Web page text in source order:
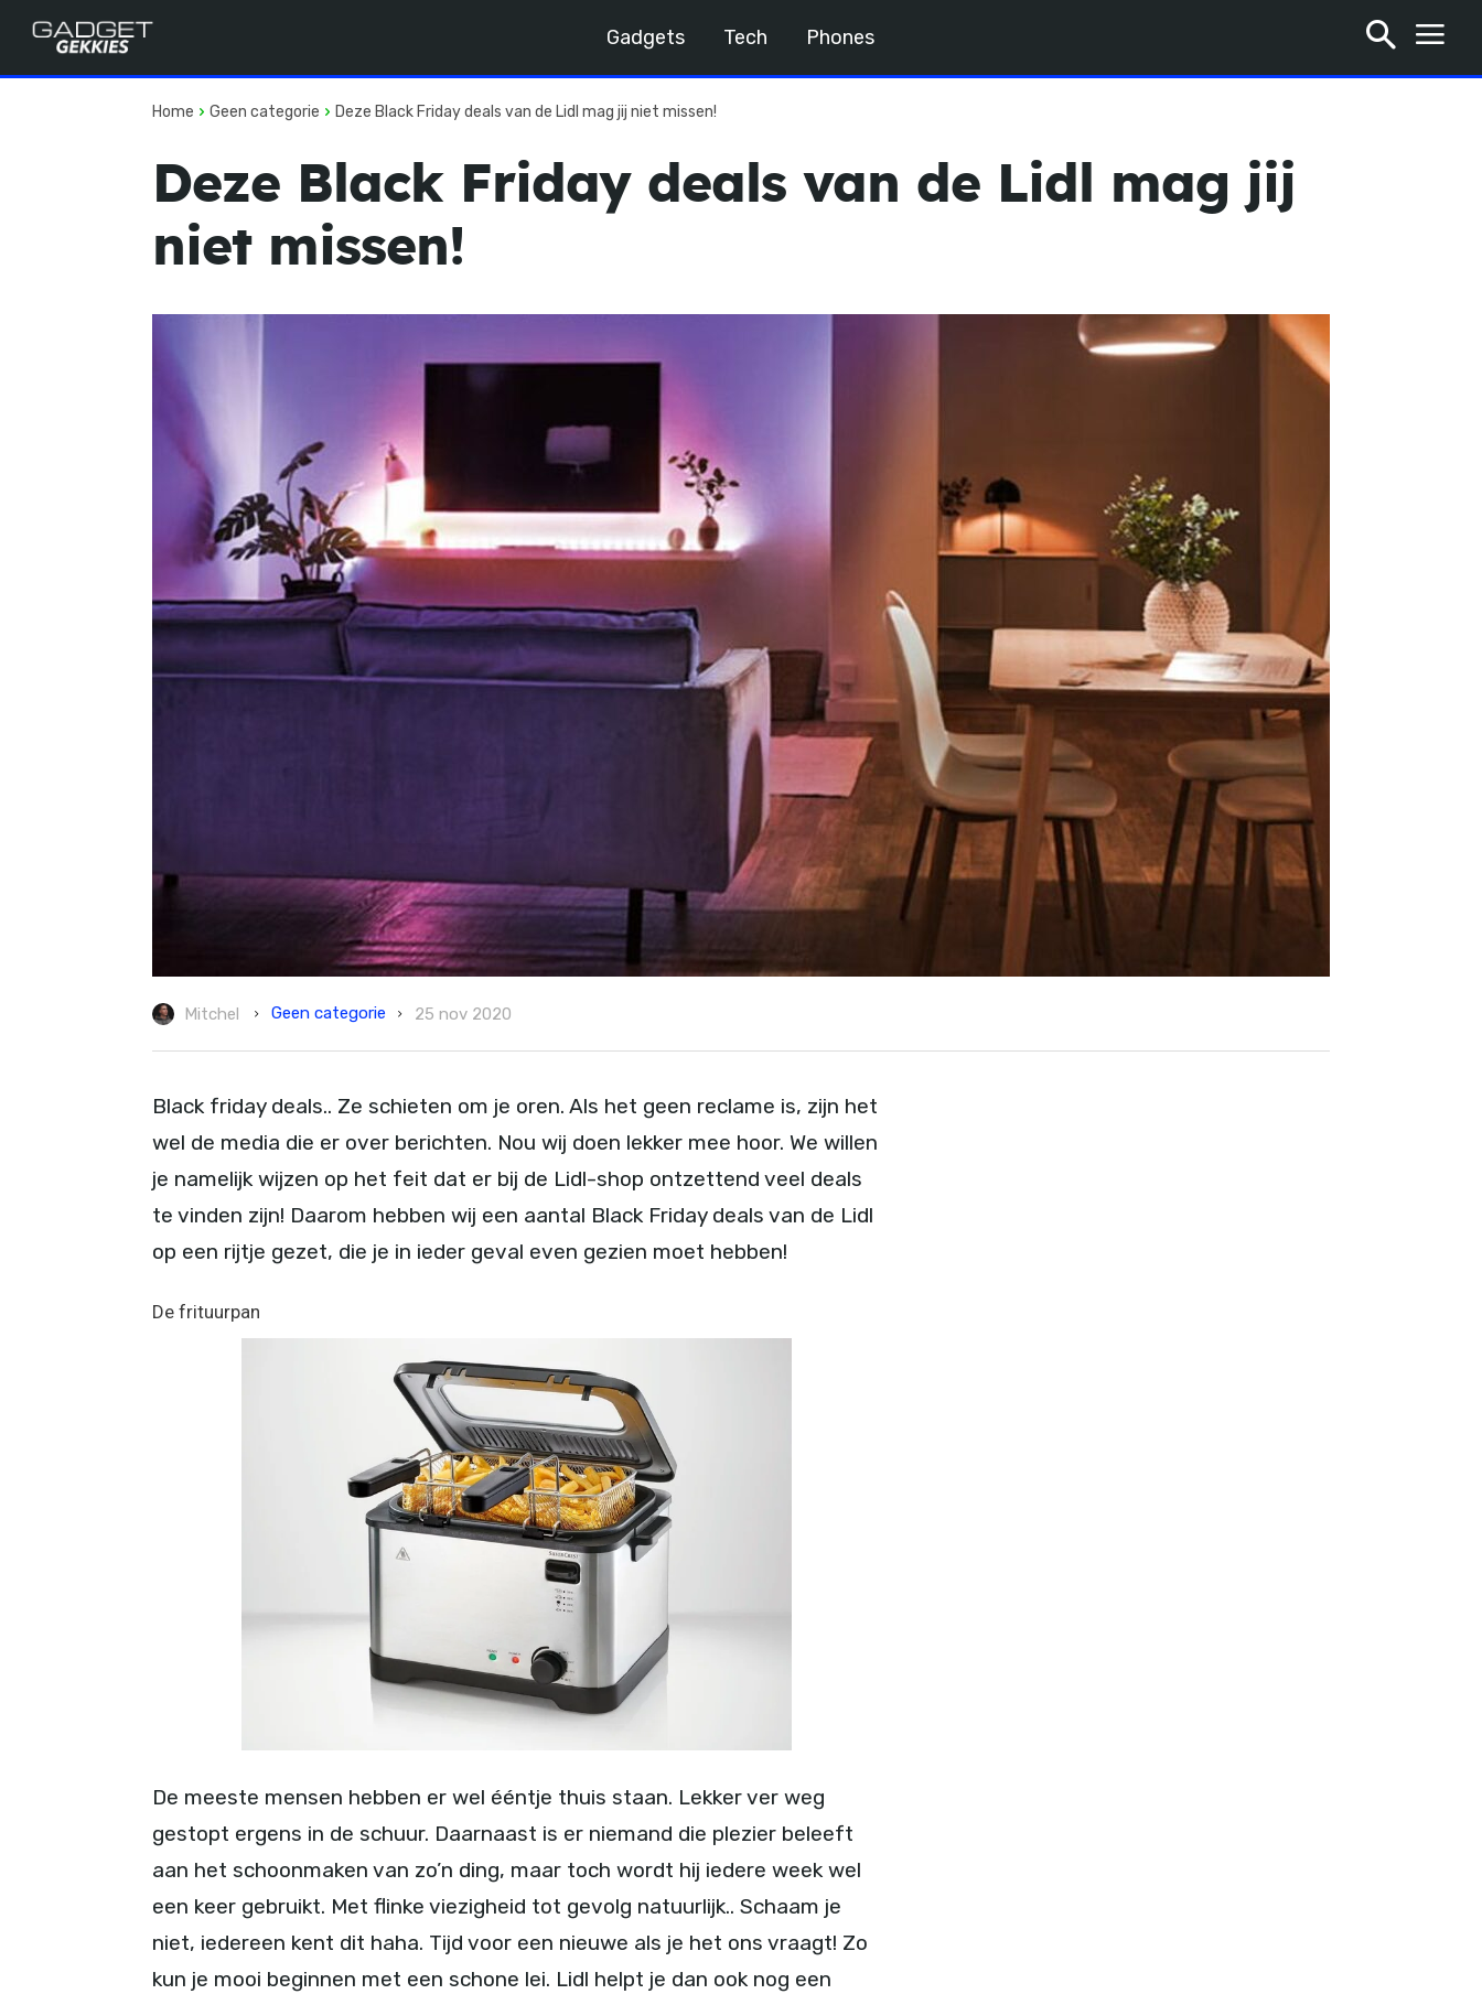
Gadgets Tech Phones
Home Geen categorie Deze Black Friday deals van de Lidl mag jij niet missen!
Deze Black Friday deals van de Lidl mag jij
niet missen!
Mitchel Geen categorie 25 nov 2020
Black friday deals.. Ze schieten om je oren. Als het geen reclame is, zijn het
wel de media die er over berichten. Nou wij doen lekker mee hoor. We willen
je namelijk wijzen op het feit dat er bij de Lidl-shop ontzettend veel deals
te vinden zijn! Daarom hebben wij een aantal Black Friday deals van de Lidl
op een rijtje gezet, die je in ieder geval even gezien moet hebben!
De frituurpan
De meeste mensen hebben er wel ééntje thuis staan. Lekker ver weg
gestopt ergens in de schuur. Daarnaast is er niemand die plezier beleeft
aan het schoonmaken van zo’n ding, maar toch wordt hij iedere week wel
een keer gebruikt. Met flinke viezigheid tot gevolg natuurlijk.. Schaam je
niet, iedereen kent dit haha. Tijd voor een nieuwe als je het ons vraagt! Zo
kun je mooi beginnen met een schone lei. Lidl helpt je dan ook nog een